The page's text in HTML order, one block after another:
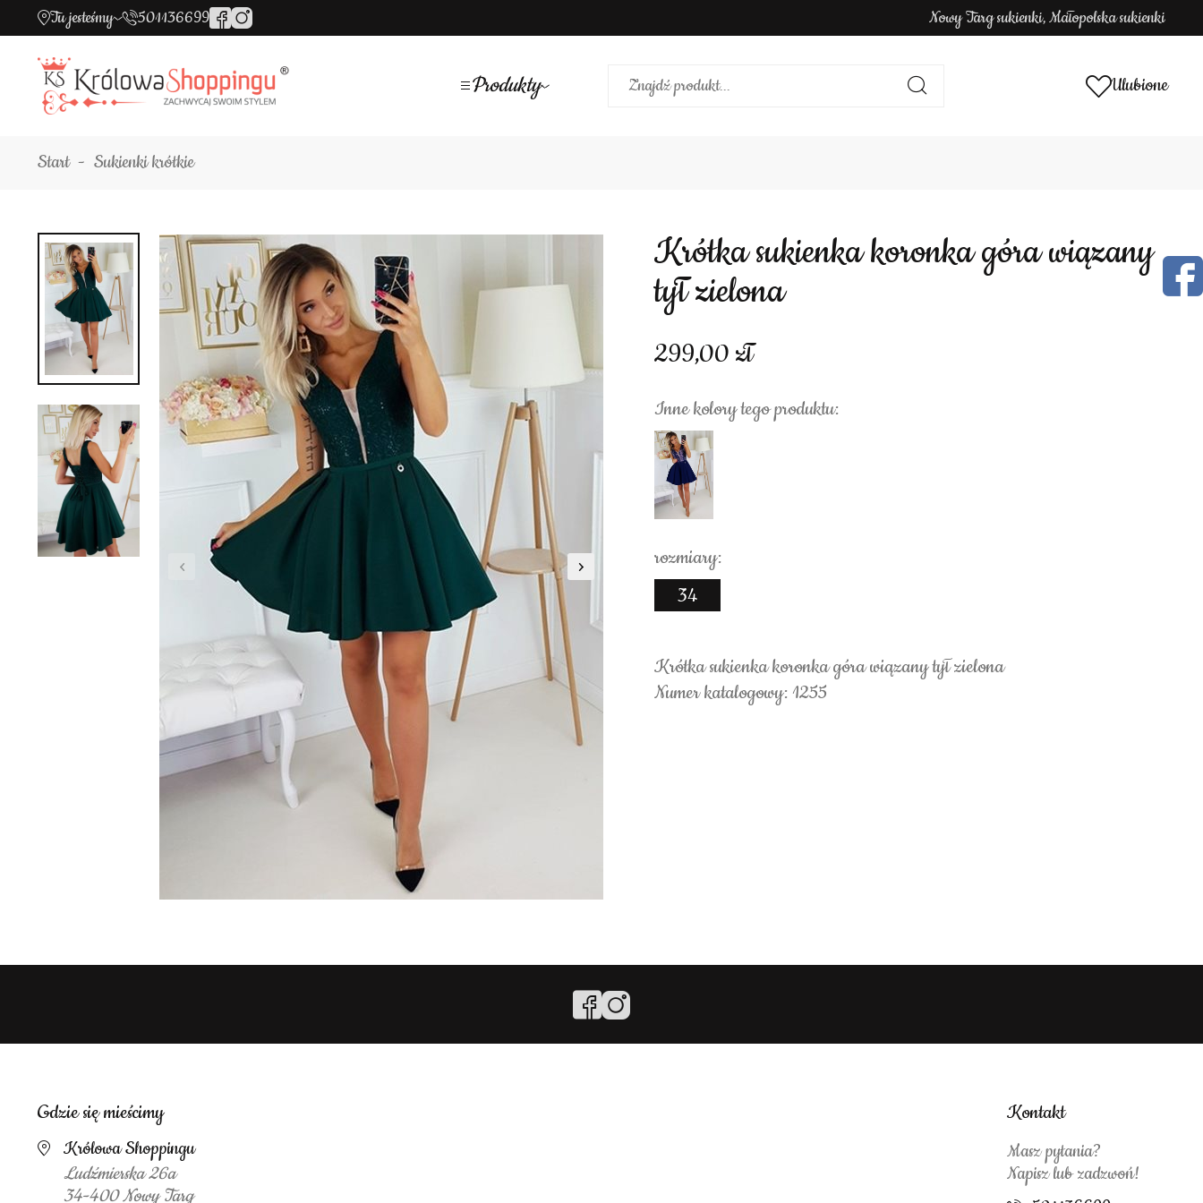
Tu jesteśmy 501136699 Nowy Targ sukienki, Małopolska sukienki
Produkty Ulubione
Start Sukienki krótkie
Krótka sukienka koronka góra wiązany
tył zielona
299,00
Inne kolory tego produktu:
rozmiary:
34
Krótka sukienka koronka góra wiązany tył zielona
Numer katalogowy: 1255
Gdzie się mieścimy
Królowa Shoppingu
Ludźmierska 26a
34-400 Nowy Targ
Kontakt
Masz pytania?
Napisz lub zadzwoń!